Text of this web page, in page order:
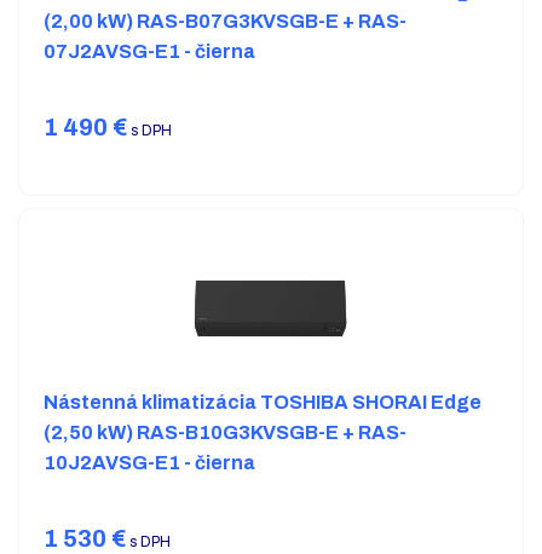
(2,00 kW) RAS-B07G3KVSGB-E + RAS-
07J2AVSG-E1 - čierna
1 490 € s DPH
Nástenná klimatizácia TOSHIBA SHORAI Edge
(2,50 kW) RAS-B10G3KVSGB-E + RAS-
10J2AVSG-E1 - čierna
1 530 € s DPH